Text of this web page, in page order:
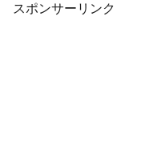
スポンサーリンク